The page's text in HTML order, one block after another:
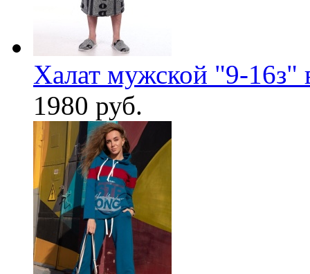
Халат мужской "9-16з"
1980 руб.